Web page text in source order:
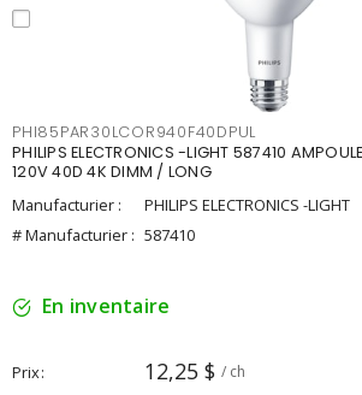
PHI85PAR30LCOR940F40DPUL
PHILIPS ELECTRONICS -LIGHT 587410
120V 40D 4K DIMM / LONG
Manufacturier :
PHILIPS ELECTRONICS -LIGHT
# Manufacturier : 587410
En inventaire
Prix 12,25 $ / ch